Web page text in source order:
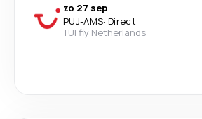
zo 27 sep
PUJ-AMS· Direct
TUI fly Netherlands